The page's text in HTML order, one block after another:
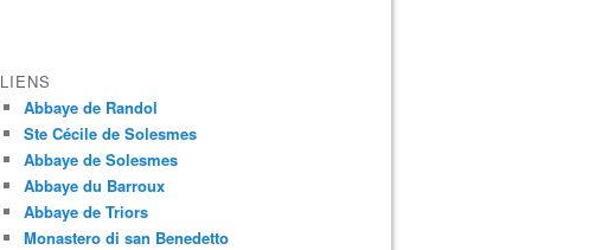
LIENS
Abbaye de Randol
Ste Cécile de Solesmes
Abbaye de Solesmes
Abbaye du Barroux
Abbaye de Triors
Monastero di san Benedetto